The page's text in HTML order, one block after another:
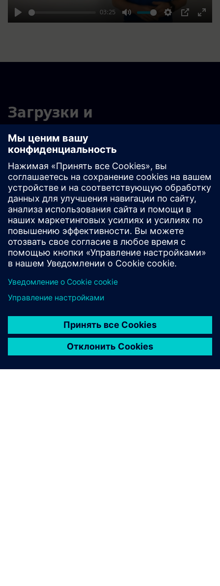
Play
03:25
Mute Settings
PIP
Enter
Загрузки и
дополнительная
информация
SITOP Manager — инструмент для ввода в
эксплуатацию, проектирования и мониторинга
источников питания SITOP
Как перейти от программного инструмента «SITOP
UPS Manager» к программному инструменту «SITOP
Manager»?